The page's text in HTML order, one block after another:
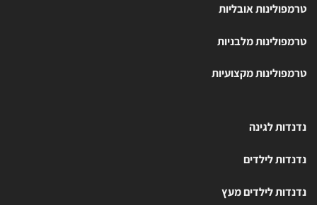
טרמפולינות אובליות
טרמפולינות מלבניות
טרמפולינות מקצועיות
נדנדות לגינה
נדנדות לילדים
נדנדות לילדים מעץ